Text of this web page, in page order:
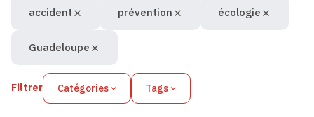
Filtrer Catégories Tags
accident prévention écologie
Guadeloupe